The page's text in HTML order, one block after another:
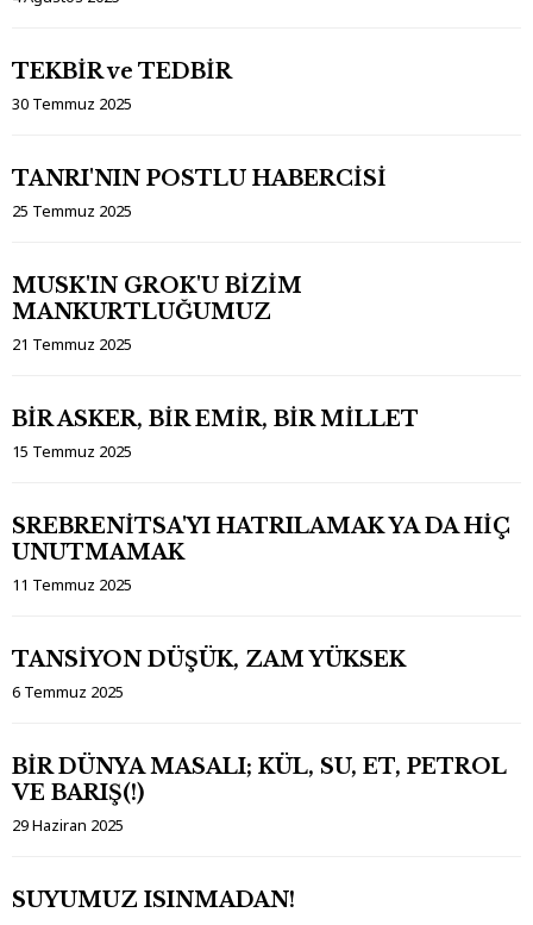
TEKBİR ve TEDBİR
30 Temmuz 2025
TANRI'NIN POSTLU HABERCİSİ
25 Temmuz 2025
MUSK'IN GROK'U BİZİM
MANKURTLUĞUMUZ
21 Temmuz 2025
BİR ASKER, BİR EMİR, BİR MİLLET
15 Temmuz 2025
SREBRENİTSA'YI HATRILAMAK YA DA HİÇ
UNUTMAMAK
11 Temmuz 2025
TANSİYON DÜŞÜK, ZAM YÜKSEK
6 Temmuz 2025
BİR DÜNYA MASALI; KÜL, SU, ET, PETROL
VE BARIŞ(!)
29 Haziran 2025
SUYUMUZ ISINMADAN!